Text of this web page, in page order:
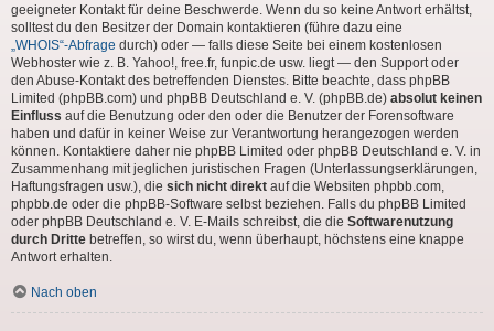
geeigneter Kontakt für deine Beschwerde. Wenn du so keine Antwort erhältst,
solltest du den Besitzer der Domain kontaktieren (führe dazu eine
„WHOIS“-Abfrage durch) oder — falls diese Seite bei einem kostenlosen
Webhoster wie z. B. Yahoo!, free.fr, funpic.de usw. liegt — den Support oder
den Abuse-Kontakt des betreffenden Dienstes. Bitte beachte, dass phpBB
Limited (phpBB.com) und phpBB Deutschland e. V. (phpBB.de) absolut keinen
Einfluss auf die Benutzung oder den oder die Benutzer der Forensoftware
haben und dafür in keiner Weise zur Verantwortung herangezogen werden
können. Kontaktiere daher nie phpBB Limited oder phpBB Deutschland e. V. in
Zusammenhang mit jeglichen juristischen Fragen (Unterlassungserklärungen,
Haftungsfragen usw.), die sich nicht direkt auf die Websiten phpbb.com,
phpbb.de oder die phpBB-Software selbst beziehen. Falls du phpBB Limited
oder phpBB Deutschland e. V. E-Mails schreibst, die die Softwarenutzung
durch Dritte betreffen, so wirst du, wenn überhaupt, höchstens eine knappe
Antwort erhalten.
Nach oben